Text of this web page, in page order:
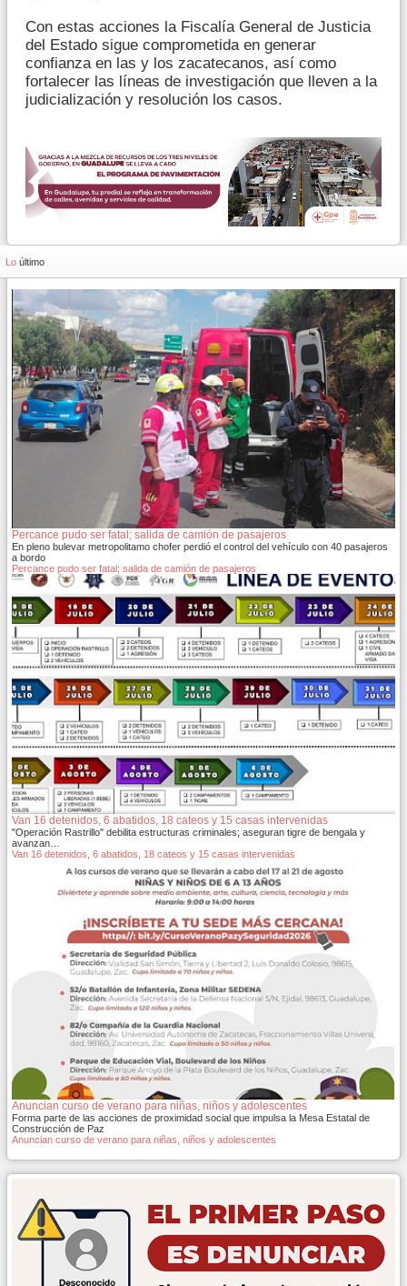
Con estas acciones la Fiscalía General de Justicia
del Estado sigue comprometida en generar
confianza en las y los zacatecanos, así como
fortalecer las líneas de investigación que lleven a la
judicialización y resolución los casos.
Lo último
Percance pudo ser fatal; salida de camión de pasajeros
En pleno bulevar metropolitamo chofer perdió el control del vehículo con 40 pasajeros
a bordo
Percance pudo ser fatal; salida de camión de pasajeros
Van 16 detenidos, 6 abatidos, 18 cateos y 15 casas intervenidas
"Operación Rastrillo" debilita estructuras criminales; aseguran tigre de bengala y
avanzan…
Van 16 detenidos, 6 abatidos, 18 cateos y 15 casas intervenidas
Anuncian curso de verano para niñas, niños y adolescentes
Forma parte de las acciones de proximidad social que impulsa la Mesa Estatal de
Construcción de Paz
Anuncian curso de verano para niñas, niños y adolescentes